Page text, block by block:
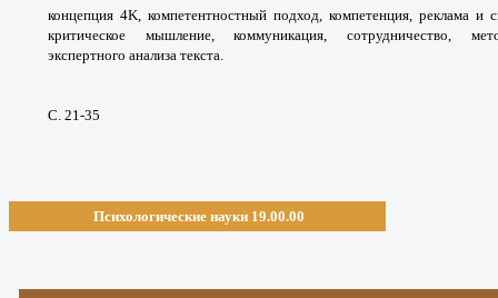
концепция 4K, компетентностный подход, компетенция, реклама и
критическое мышление,коммуникация, сотрудничество,
экспертного анализа текста.
С. 21-35
Психологические науки 19.00.00